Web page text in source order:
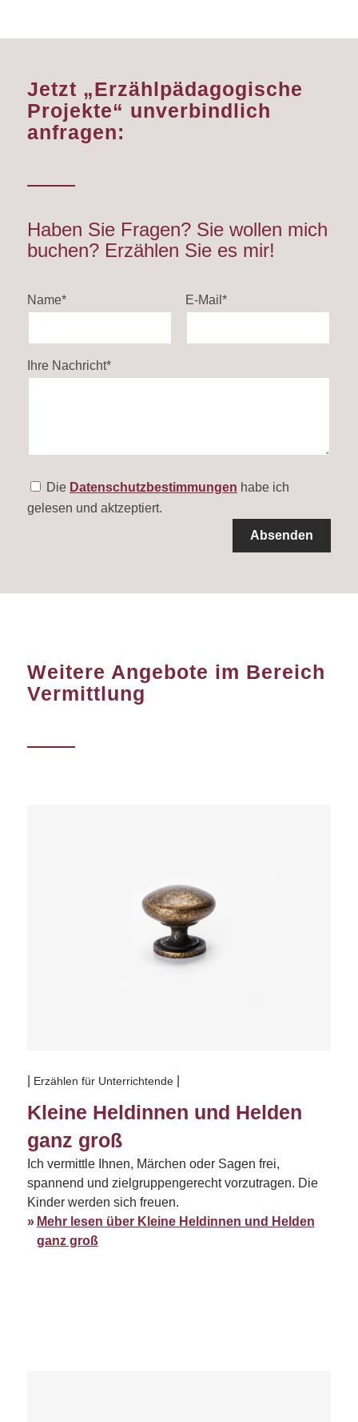
Jetzt „Erzählpädagogische
Projekte“ unverbindlich
anfragen:
Haben Sie Fragen? Sie wollen mich
buchen? Erzählen Sie es mir!
Name* E-Mail*
Ihre Nachricht*
Die Datenschutzbestimmungen habe ich
gelesen und aktzeptiert.
Weitere Angebote im Bereich
Vermittlung
Kleine Heldinnen und Helden
ganz groß
Erzählen für Unterrichtende
Ich vermittle Ihnen, Märchen oder Sagen frei,
spannend und zielgruppengerecht vorzutragen. Die
Kinder werden sich freuen.
Mehr lesen über Kleine Heldinnen und Helden
ganz groß